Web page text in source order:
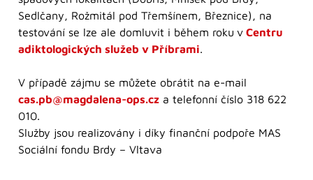
Sedlčany, Rožmitál pod Třemšínem, Březnice), na
testování se lze ale domluvit i během roku v Centru
adiktologických služeb v Příbrami
V případě zájmu se můžete obrátit na e-mail
cas.pb@magdalena-ops.cz a telefonní číslo 318 622
010.
Služby jsou realizovány i díky finanční podpoře MAS
Sociální fondu Brdy – Vltava